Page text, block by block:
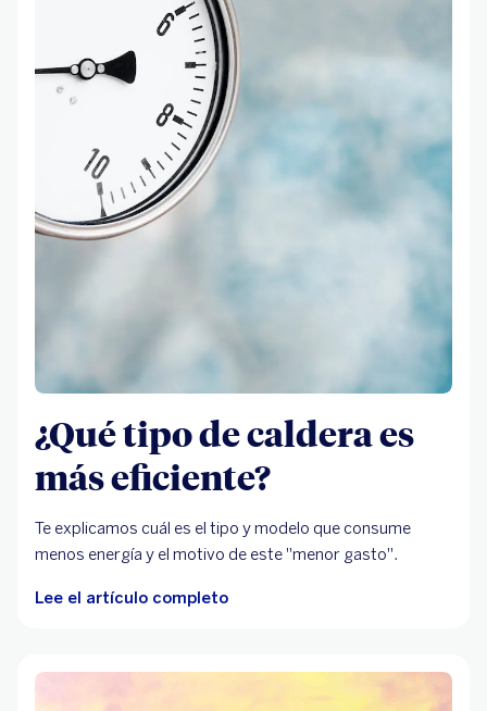
¿Qué tipo de caldera es
más eficiente?
Te explicamos cuál es el tipo y modelo que consume
menos energía y el motivo de este "menor gasto".
Lee el artículo completo